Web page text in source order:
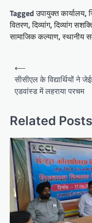
Taggedउपायुक्त कार्यालय,
वितरण,दिव्यांग,दिव्यांग
सामाजिक कल्याण,स्थानीय
Post
navigation
⟵
सीसीएल के विद्यार्थियों ने
एडवांस्ड में लहराया परचम
Related Posts